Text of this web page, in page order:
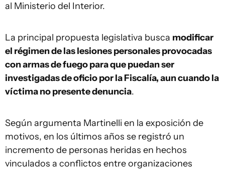
al Ministerio del Interior.
La principal propuesta legislativa busca modificar
el régimen de las lesiones personales provocadas
con armas de fuego para que puedan ser
investigadas de oficio por la Fiscalía, aun cuando la
víctima no presente denuncia.
Según argumenta Martinelli en la exposición de
motivos, en los últimos años se registró un
incremento de personas heridas en hechos
vinculados a conflictos entre organizaciones